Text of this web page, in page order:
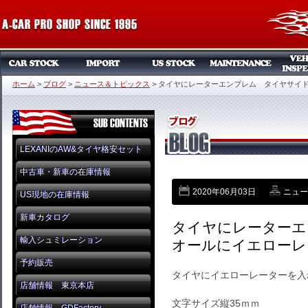
ホーム > ブログ > ニュース＆トピックス > タイヤにレーターエンブレム タイヤサイ
LEXANIのAW&タイヤ格安セット
中古車・新車の在庫情報
US現地の在庫情報
新車カタログ
輸入シュミレーション
予約販売
店舗情報 東京本店
2020年06月03日 ニュ
タイヤにレーター
オールにイエロー
タイヤにイエローレーターを
文字サイズ縦35ｍｍ